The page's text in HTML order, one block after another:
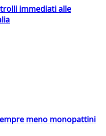
immediati alle
meno monopattini